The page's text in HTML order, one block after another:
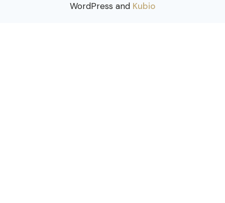
WordPress and Kubio